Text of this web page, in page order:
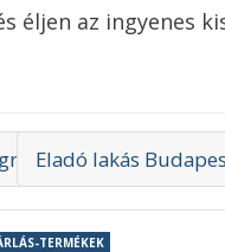
éljen az ingyenes
mert a név kötelez
Eladó lakás
TERMÉKEK